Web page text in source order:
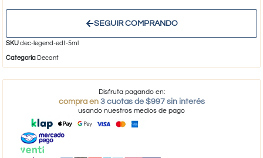
SEGUIR COMPRANDO
SKUdec-legend-edt-5ml
Categoría Decant
Disfruta pagando en:
compra en 3 cuotas de $997 sin interés
usando nuestros medios de pago